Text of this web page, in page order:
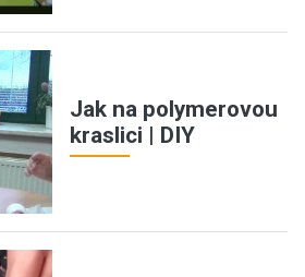
Jak na polymerovou
kraslici | DIY